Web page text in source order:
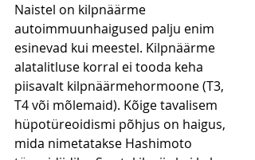
Naistel on kilpnäärme
autoimmuunhaigused palju enim
esinevad kui meestel. Kilpnäärme
alatalitluse korral ei tooda keha
piisavalt kilpnäärmehormoone (T3,
T4 või mõlemaid). Kõige tavalisem
hüpotüreoidismi põhjus on haigus,
mida nimetatakse Hashimoto